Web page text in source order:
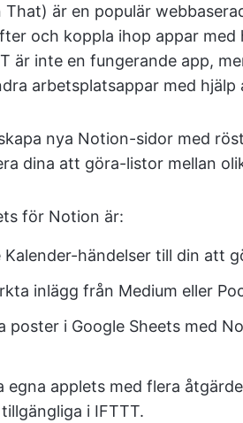
That) är en populär
och koppla ihop appar med
är inte en fungerande app,
arbetsplatsappar med
nya Notion-sidor med
dina att göra-listor mellan
för Notion är:
Kalender-händelser till din att
inlägg från Medium eller
poster i Google Sheets med
egna applets med flera
i IFTTT.